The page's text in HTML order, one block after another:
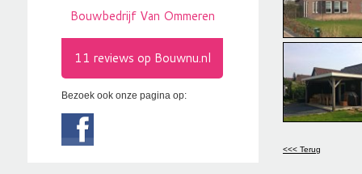
Bezoek ook onze pagina op:
<<< Terug